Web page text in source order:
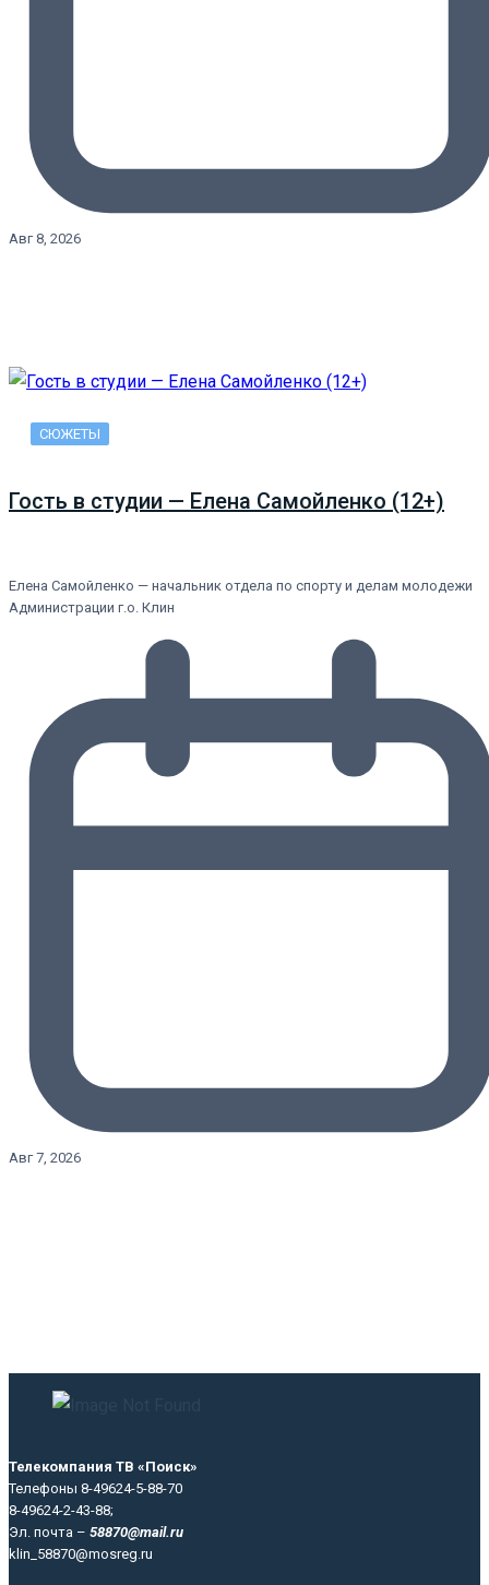
Авг 8, 2026
СЮЖЕТЫ
Гость в студии — Елена Самойленко (12+)
Елена Самойленко — начальник отдела по спорту и делам молодежи
Администрации г.о. Клин
Авг 7, 2026
Телекомпания ТВ «Поиск»
Телефоны 8-49624-5-88-70
8-49624-2-43-88;
Эл. почта – 58870@mail.ru
klin_58870@mosreg.ru